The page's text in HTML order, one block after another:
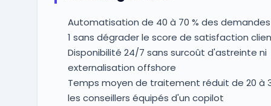
Automatisation de 40 à 70 % des
1 sans dégrader le score de satisfaction
Disponibilité 24/7 sans surcoût d'astreinte ni
externalisation offshore
Temps moyen de traitement réduit de 20 à
les conseillers équipés d'un copilot